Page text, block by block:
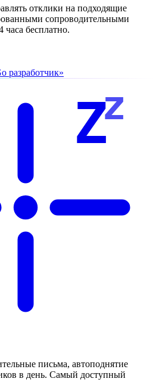
отклики на подходящие
сопроводительными
бесплатно.
разработчик»
Zz
письма, автоподнятие
в день. Самый доступный